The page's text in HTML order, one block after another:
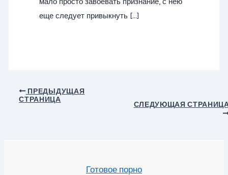
еще следует привыкнуть […]
Навигация
ПРЕДЫДУЩАЯ
СТРАНИЦА
СЛЕДУЮЩАЯ
Готовое порно